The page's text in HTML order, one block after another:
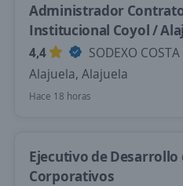
Administrador
Institucional Coyol /
4,4
SODEXO
Alajuela, Alajuela
Hace 18 horas
Ejecutivo de Desarrollo
Corporativos